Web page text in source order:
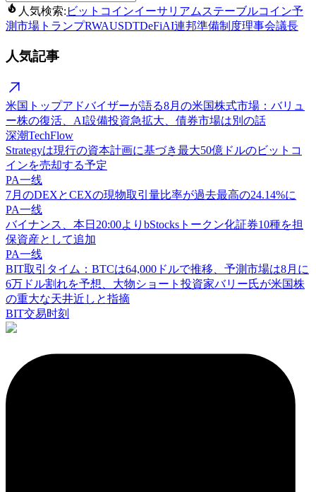
人気検索: ビットコインイーサリアム ステーブルコイン予
測市場 トランプRWAUSDTDeFiAI連邦準備制度理事会議長
人気記事
米国トップアドバイザーが語る8月の米国株式市場：バリュ
ー株の復活、AI設備投資急拡大、債券市場は別の話
深潮TechFlow
Strategyは現行の資本計画に基づき最大50億ドルのビットコ
インを売却する予定
PA一线
7月のDEXとCEXの現物取引量比率が過去最高の24.14%に
PA一线
バイナンス、本日20:00よりbStocksトークン化証券10種を担
保資産として追加
PA一线
BIT取引タイム：BTCは64,000ドルで推移、予測市場は8月に
6万ドル割れを予想、大物ショート投資家バリー氏が米国株
の重大な天井近しと指摘
BIT交易时刻